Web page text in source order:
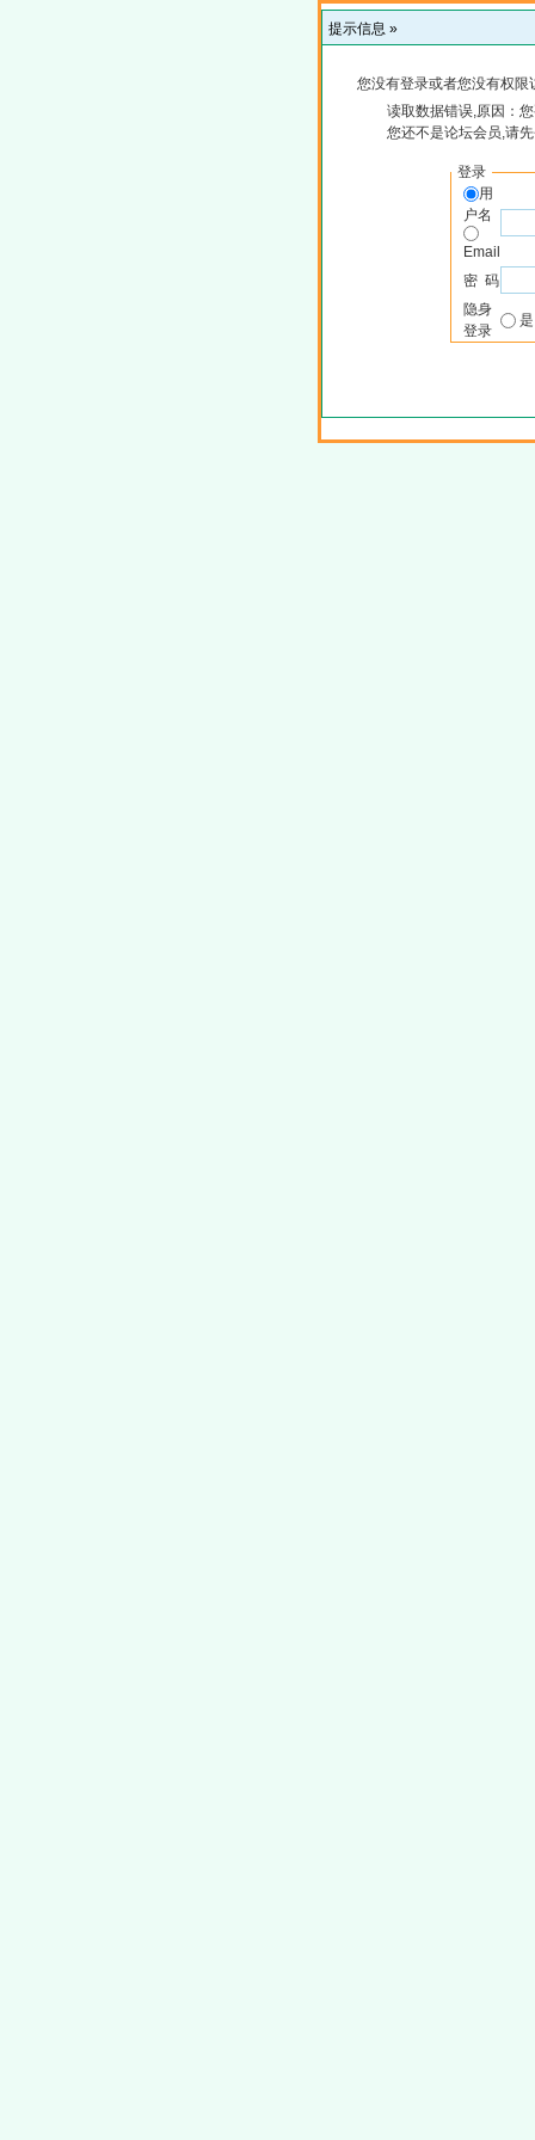
提示信息 »
您没有登录或者您没有权
读取数据错误,原因：
您还不是论坛会员,请
登录
用
户名
Email
密 码
隐身
登录